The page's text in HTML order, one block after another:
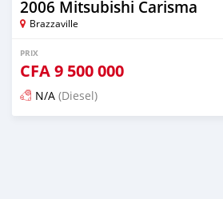
2006 Mitsubishi Carisma
Brazzaville
PRIX
CFA9 500 000
N/A (Diesel)